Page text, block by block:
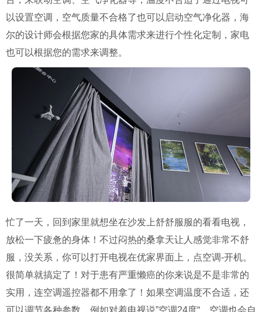
以设置空调，空气质量不合格了也可以启动空气净化器，海
尔的设计师会根据您家的具体需求来进行个性化定制，家电
也可以根据您的需求来调整。
忙了一天，回到家里就想坐在沙发上舒舒服服的看看电视，
放松一下疲惫的身体！不过闷热的桑拿天让人感觉非常不舒
服，没关系，你可以打开电视在优家界面上，点空调-开机。
很简单就搞定了！对于患有严重懒癌的你来说是不是非常的
实用，连空调遥控器都不用拿了！如果空调温度不合适，还